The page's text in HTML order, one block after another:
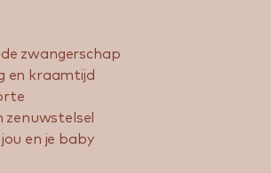
zwangerschap
en kraamtijd
zenuwstelsel
en je baby